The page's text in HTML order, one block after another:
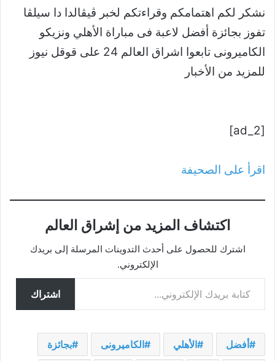
نشكر لكم اهتمامكم وقراءتكم لخبر ڤيڤالدا دا سيلڤا
تفوز بجائزة أفضل لاعبة فى مباراة الأهلي ونزيكو
الكاميرونى تابعوا اشراق العالم 24 على قوقل نيوز
للمزيد من الأخبار
[ad_2]
اقرأ على الصحيفة
اكتشاف المزيد من إشراق العالم
اشترك للحصول على أحدث التدوينات المرسلة إلى بريدك
الإلكتروني.
كتابة بريدك الإلكتروني...
اشتراك
أفضل الأهلي الكاميرونى بجائزة